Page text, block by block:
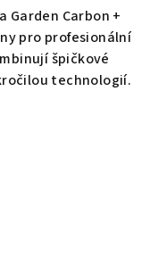
Garden Carbon +
pro profesionální
špičkové
technologií.